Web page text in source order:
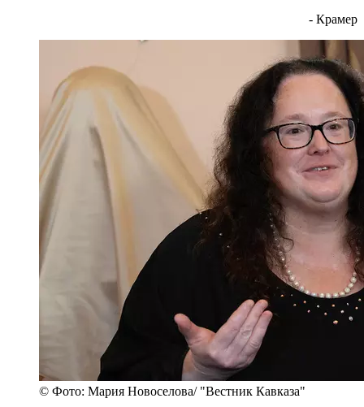
- Крамер
© Фото: Мария Новоселова/ "Вестник Кавказа"